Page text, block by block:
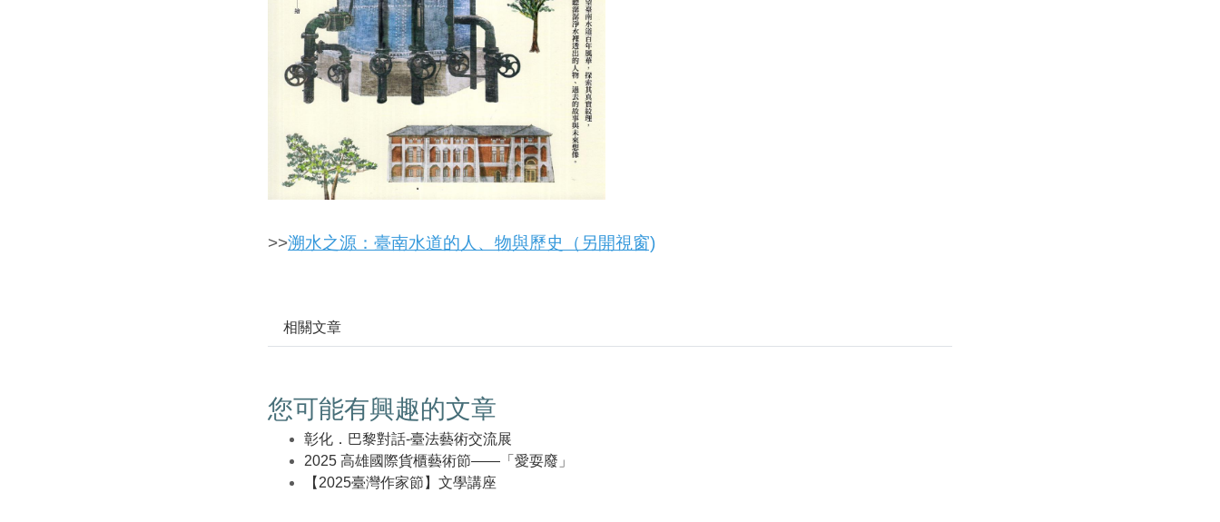
>>溯水之源：臺南水道的人、物與歷史（另開視窗)
相關文章
您可能有興趣的文章
彰化．巴黎對話-臺法藝術交流展
2025 高雄國際貨櫃藝術節——「愛耍廢」
【2025臺灣作家節】文學講座